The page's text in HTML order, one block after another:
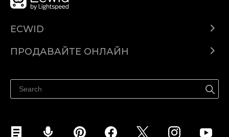
ECWID
Помощен център
ПРОДАВАЙТЕ ОНЛАЙН
Продавайте във Facebook
Продавайте в Instagram